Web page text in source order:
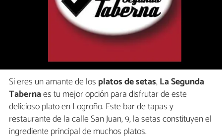
Si eres un amante de los platos de setas,La Segunda
Tabernaes tu mejor opción para disfrutar de este
delicioso plato en Logroño. Este bar de tapas y
restaurante de la calle San Juan, 9, la setas constituyen el
ingrediente principal de muchos platos.